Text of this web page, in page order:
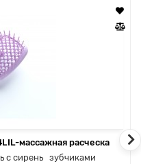
массажная расческа
с сирень зубчиками